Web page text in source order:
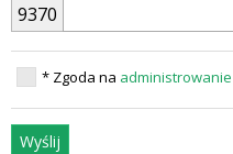
9370
* Zgoda na
Wyślij